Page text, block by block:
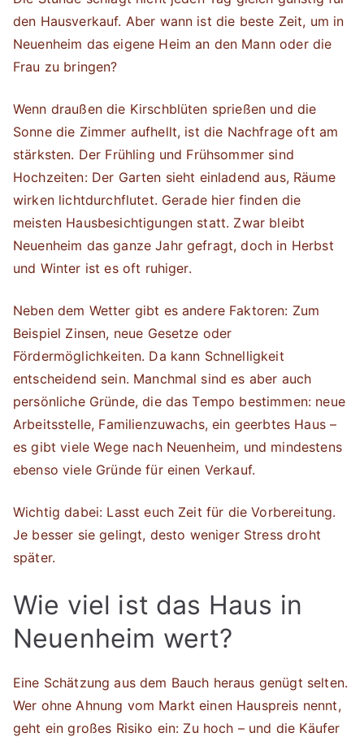
den Hausverkauf. Aber wann ist die beste Zeit, um in
Neuenheim das eigene Heim an den Mann oder die
Frau zu bringen?
Wenn draußen die Kirschblüten sprießen und die
Sonne die Zimmer aufhellt, ist die Nachfrage oft am
stärksten. Der Frühling und Frühsommer sind
Hochzeiten: Der Garten sieht einladend aus, Räume
wirken lichtdurchflutet. Gerade hier finden die
meisten Hausbesichtigungen statt. Zwar bleibt
Neuenheim das ganze Jahr gefragt, doch in Herbst
und Winter ist es oft ruhiger.
Neben dem Wetter gibt es andere Faktoren: Zum
Beispiel Zinsen, neue Gesetze oder
Fördermöglichkeiten. Da kann Schnelligkeit
entscheidend sein. Manchmal sind es aber auch
persönliche Gründe, die das Tempo bestimmen: neue
Arbeitsstelle, Familienzuwachs, ein geerbtes Haus –
es gibt viele Wege nach Neuenheim, und mindestens
ebenso viele Gründe für einen Verkauf.
Wichtig dabei: Lasst euch Zeit für die Vorbereitung.
Je besser sie gelingt, desto weniger Stress droht
später.
Wie viel ist das Haus in
Neuenheim wert?
Eine Schätzung aus dem Bauch heraus genügt selten.
Wer ohne Ahnung vom Markt einen Hauspreis nennt,
geht ein großes Risiko ein: Zu hoch – und die Käufer